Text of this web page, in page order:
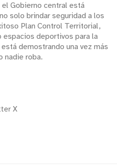
Gobierno central está
solo brindar seguridad a los
Plan Control Territorial,
deportivos para la
demostrando una vez más
nadie roba.
X